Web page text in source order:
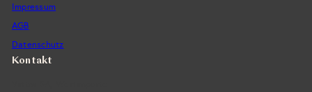
Impressum
AGB
Datenschutz
Kontakt